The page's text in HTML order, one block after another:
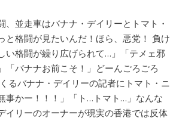
並走車はバナナ・デイリーとトマト・
と格闘が見たいんだ！ほら、悪党！ 負け
い格闘が繰り広げられて…」「テメェ邪
「バナナお前こそ！」どーんごろごろ
るバナナ・デイリーの記者にトマト・ニ
事かー！！！」「ト…トマト…」なんな
イリーのオーナーが現実の香港では反体